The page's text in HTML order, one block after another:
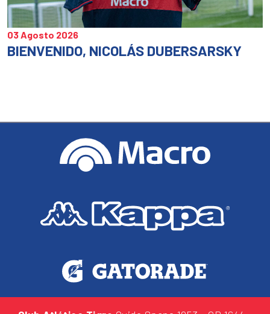
03 Agosto 2026
BIENVENIDO, NICOLÁS DUBERSARSKY